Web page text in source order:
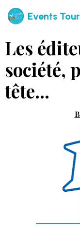
Events Tour
Les
société,
tête...